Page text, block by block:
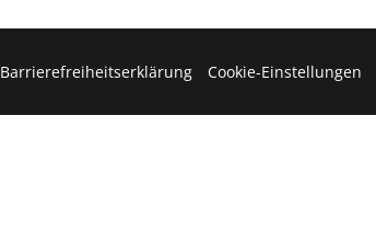
Barrierefreiheitserklärung Cookie-Einstellungen